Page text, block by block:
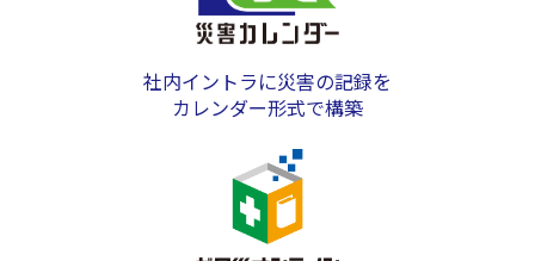
社内イントラに災害の記録を
カレンダー形式で構築